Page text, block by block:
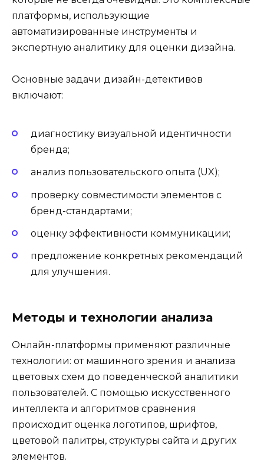
платформы, использующие
автоматизированные инструменты и
экспертную аналитику для оценки дизайна.
Основные задачи дизайн-детективов
включают:
диагностику визуальной идентичности
бренда;
анализ пользовательского опыта (UX);
проверку совместимости элементов с
бренд-стандартами;
оценку эффективности коммуникации;
предложение конкретных рекомендаций
для улучшения.
Методы и технологии анализа
Онлайн-платформы применяют различные
технологии: от машинного зрения и анализа
цветовых схем до поведенческой аналитики
пользователей. С помощью искусственного
интеллекта и алгоритмов сравнения
происходит оценка логотипов, шрифтов,
цветовой палитры, структуры сайта и других
элементов.